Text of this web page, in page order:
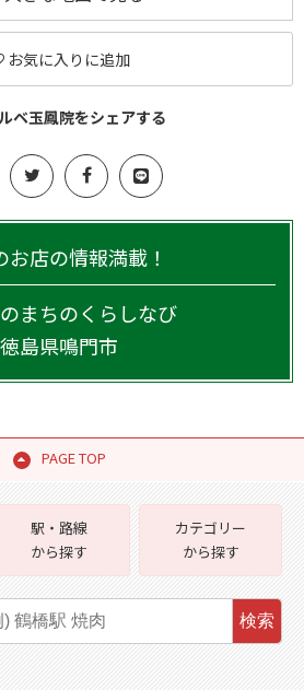
お気に入りに追加
ベ玉鳳院をシェアする
お店の情報満載！
まちのくらしなび
徳島県鳴門市
PAGE TOP
駅・路線
から探す
カテゴリー
から探す
検索